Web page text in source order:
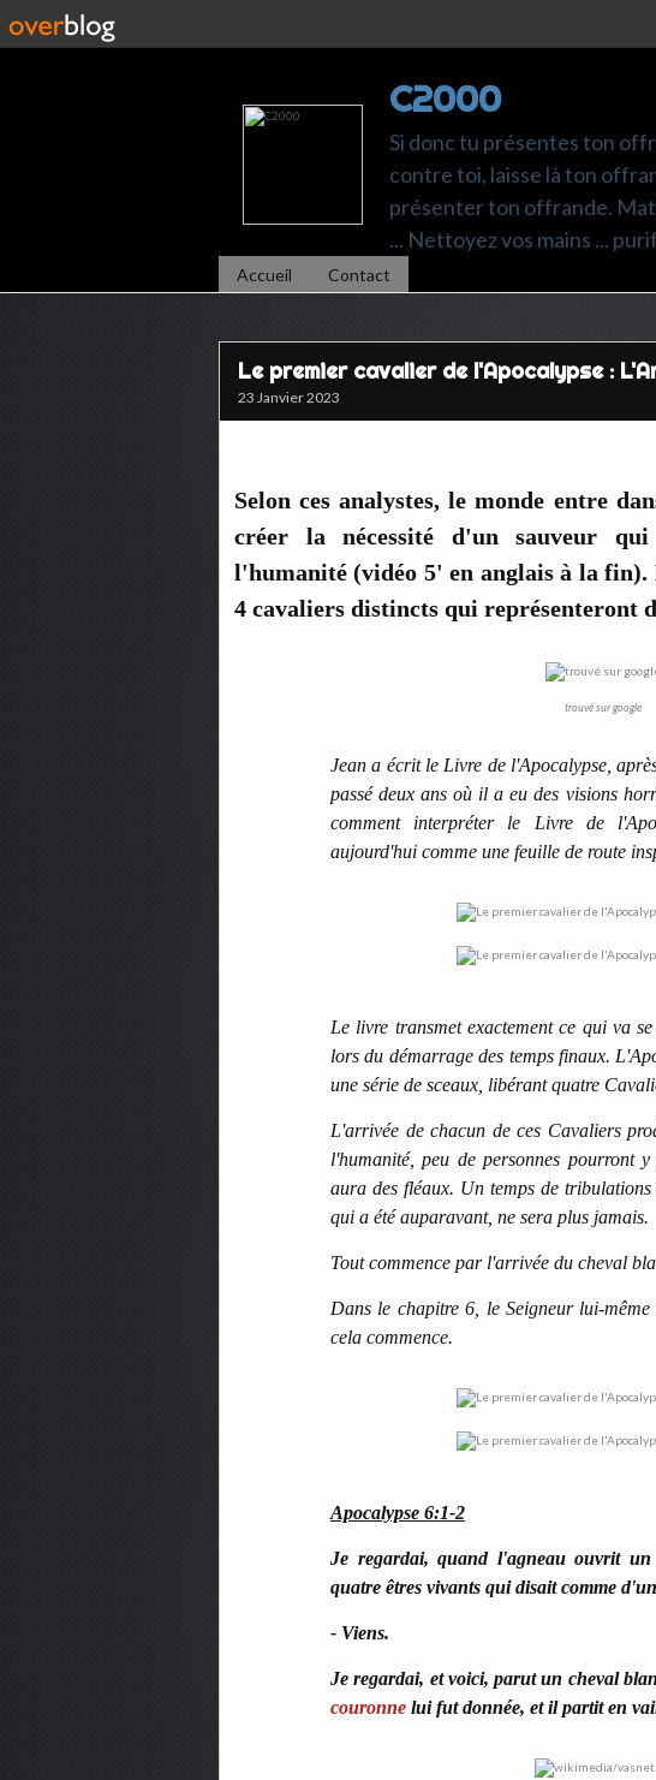
C2000
Si donc tu présentes ton
contre toi, laisse là ton
présenter ton offrande.
... Nettoyez vos mains ...
Accueil Contact
Le premier cavalier de l'Apocalypse :
23 Janvier 2023
Selon ces analystes, le monde entre
créer la nécessité d'un sauveur
l'humanité (vidéo 5' en anglais à la
4 cavaliers distincts qui représenteront
trouvé sur google
Jean a écrit le Livre de l'Apocalypse,
passé deux ans où il a eu des visions
comment interpréter le Livre de
aujourd'hui comme une feuille de route
Le livre transmet exactement ce qui va
lors du démarrage des temps finaux.
une série de sceaux, libérant quatre
L'arrivée de chacun de ces Cavaliers
l'humanité, peu de personnes pourront
aura des fléaux. Un temps de
qui a été auparavant, ne sera plus jamais.
Tout commence par l'arrivée du cheval
Dans le chapitre 6, le Seigneur lui-
cela commence.
Apocalypse 6:1-2
Je regardai, quand l'agneau ouvrit
quatre êtres vivants qui disait comme
- Viens.
Je regardai, et voici, parut un cheval
couronne lui fut donnée, et il partit en